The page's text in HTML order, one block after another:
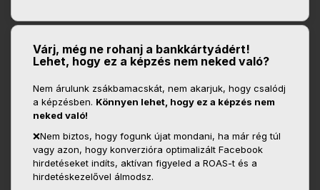
Várj, még ne rohanj a bankkártyádért!
Lehet, hogy ez a képzés nem neked való?
Nem árulunk zsákbamacskát, nem akarjuk, hogy csalódj
a képzésben. Könnyen lehet, hogy ez a képzés nem
neked való!
❌Nem biztos, hogy fogunk újat mondani, ha már rég túl
vagy azon, hogy konverzióra optimalizált Facebook
hirdetéseket indíts, aktívan figyeled a ROAS-t és a
hirdetéskezelővel álmodsz.